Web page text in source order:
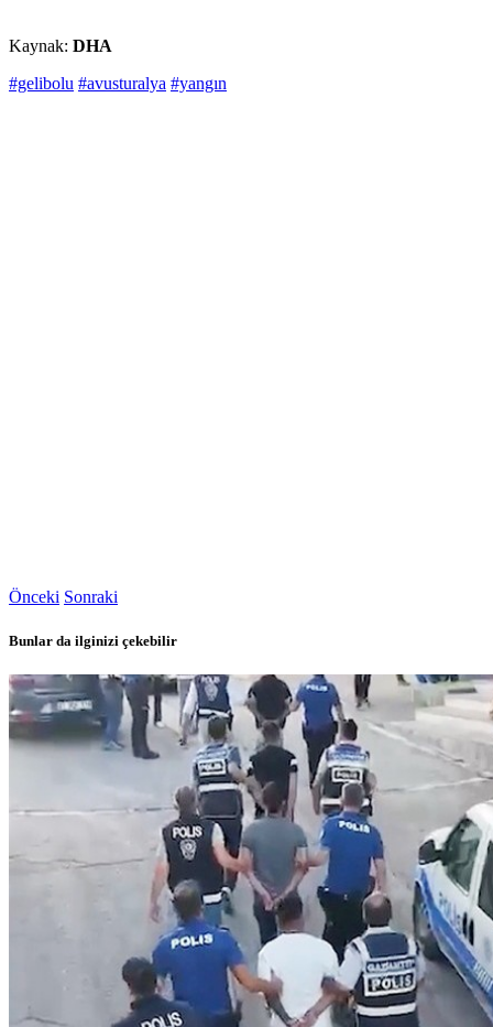
Kaynak: DHA
#gelibolu #avusturalya #yangın
Önceki Sonraki
Bunlar da ilginizi çekebilir